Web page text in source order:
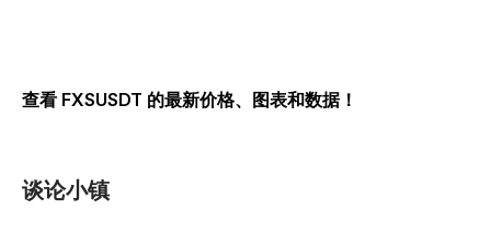
查看 FXSUSDT 的最新价格、图表和数据！
谈论小镇